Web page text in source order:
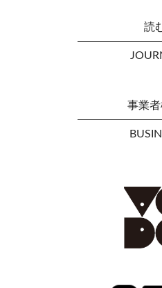
読
事業